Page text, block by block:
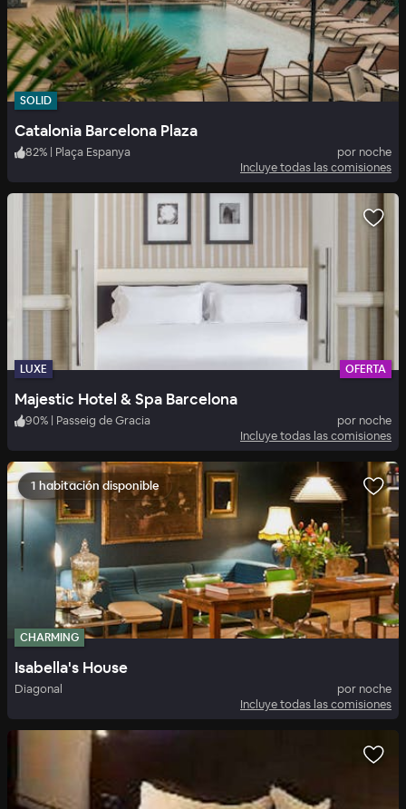
SOLID
Catalonia Barcelona Plaza
82% Plaça Espanya
por noche
Incluye todas las comisiones
LUXE OFERTA
Majestic Hotel & Spa Barcelona
90% | Passeig de Gracia
por noche
Incluye todas las comisiones
1 habitación disponible
CHARMING
Isabella's House
Diagonal
por noche
Incluye todas las comisiones